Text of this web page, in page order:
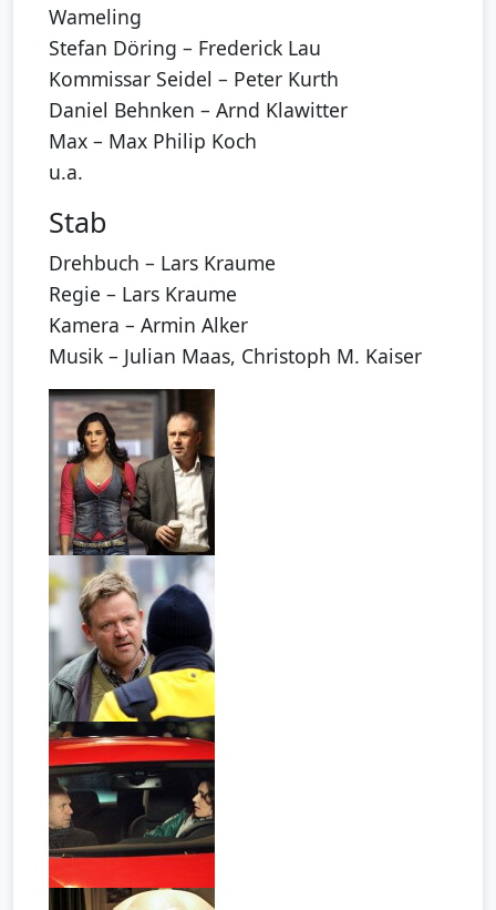
Wameling
Stefan Döring – Frederick Lau
Kommissar Seidel – Peter Kurth
Daniel Behnken – Arnd Klawitter
Max – Max Philip Koch
u.a.
Stab
Drehbuch – Lars Kraume
Regie – Lars Kraume
Kamera – Armin Alker
Musik – Julian Maas, Christoph M. Kaiser